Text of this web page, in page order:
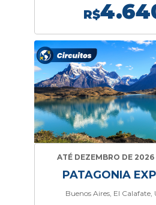
R$
ATÉ DEZEMBRO DE
PATAGONIA
Buenos Aires, El Calafate,